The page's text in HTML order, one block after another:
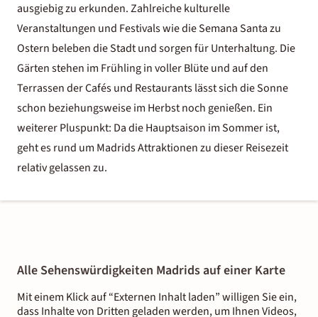
ausgiebig zu erkunden. Zahlreiche kulturelle
Veranstaltungen und Festivals wie die Semana Santa zu
Ostern beleben die Stadt und sorgen für Unterhaltung. Die
Gärten stehen im Frühling in voller Blüte und auf den
Terrassen der Cafés und Restaurants lässt sich die Sonne
schon beziehungsweise im Herbst noch genießen. Ein
weiterer Pluspunkt: Da die Hauptsaison im Sommer ist,
geht es rund um Madrids Attraktionen zu dieser Reisezeit
relativ gelassen zu.
Alle Sehenswürdigkeiten Madrids auf einer Karte
Mit einem Klick auf “Externen Inhalt laden” willigen Sie ein,
dass Inhalte von Dritten geladen werden, um Ihnen Videos,